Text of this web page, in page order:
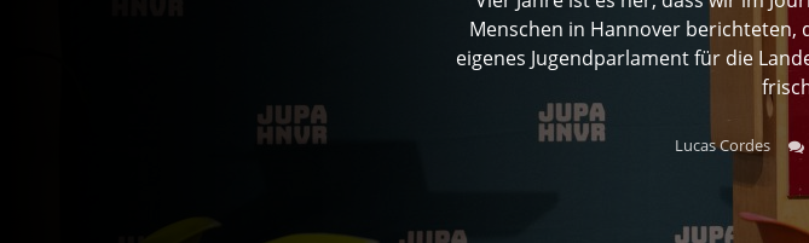
Menschen in Hannover berichteten,
eigenes Jugendparlament für die
Lucas Cordes